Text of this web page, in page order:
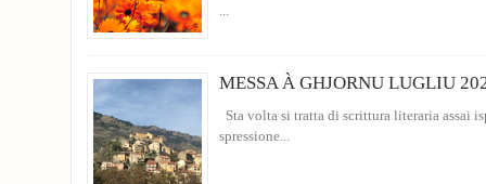
...
MESSA À GHJORNU LUGLIU
Sta volta si tratta di scrittura literaria assai
spressione...